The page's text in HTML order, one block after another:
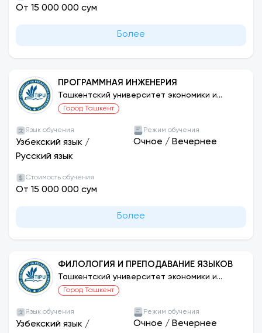
От 15 000 000 сум
Более
ПРОГРАММНАЯ ИНЖЕНЕРИЯ
Ташкентский университет экономики и
педагогики
Город Ташкент
Язык обучения
Узбекский язык /
Русский язык
Режим обучения
Очное / Вечернее
Стоимость обучения
От 15 000 000 сум
Более
ФИЛОЛОГИЯ И ПРЕПОДАВАНИЕ ЯЗЫКОВ
Ташкентский университет экономики и
педагогики
Город Ташкент
Язык обучения
Узбекский язык /
Режим обучения
Очное / Вечернее